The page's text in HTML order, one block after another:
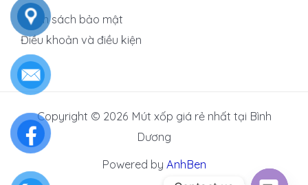
Chính sách bảo mật
Điều khoản và điều kiện
Copyright © 2026 Mút xốp giá rẻ nhất tại Bình
Dương
Powered by AnhBen